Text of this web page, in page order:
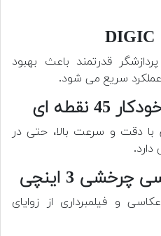
پردازشگر قدرتمند باعث بهبود
سریع می شود.
دقت و سرعت بالا، حتی در
و فیلمبرداری از زوایای